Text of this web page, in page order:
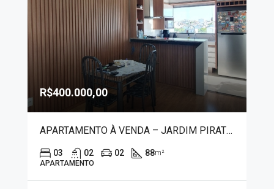
R$400.000,00
APARTAMENTO À VENDA – JARDIM PIRATININGA II 1226
03 02 02 88m²
APARTAMENTO